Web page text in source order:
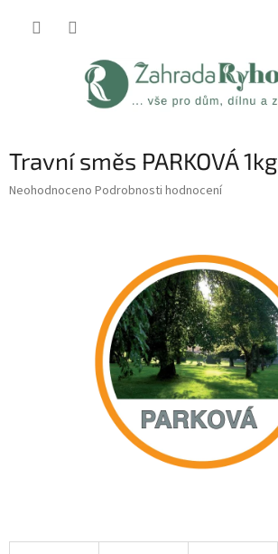
Travní směs PARKOVÁ 1kg
Průměrné
Neohodnoceno Podrobnosti hodnocení